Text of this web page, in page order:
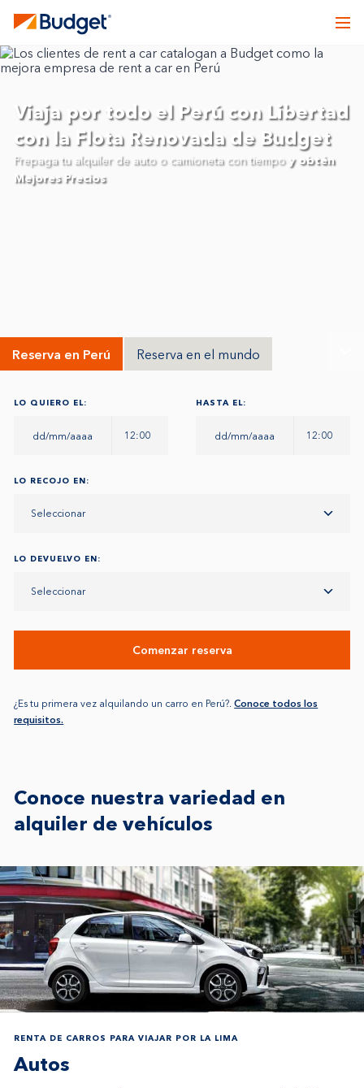
Viaja por todo el Perú con Libertad
con la Flota Renovada de Budget
Prepaga tu alquiler de auto o camioneta con tiempo y obtén
Mejores Precios
Reserva en Perú Reserva en el mundo
LO QUIERO EL:
12:00
HASTA EL:
12:00
LO RECOJO EN:
Seleccionar
LO DEVUELVO EN:
Seleccionar
Comenzar reserva
¿Es tu primera vez alquilando un carro en Perú?.Conoce todos los
requisitos.
Conoce nuestra variedad en
alquiler de vehículos
RENTA DE CARROS PARA VIAJAR POR LA LIMA
Autos